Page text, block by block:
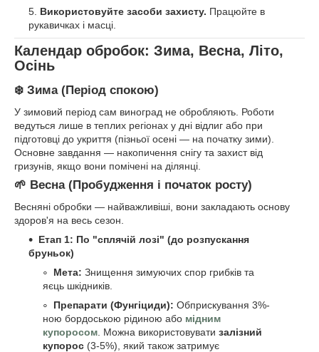
Використовуйте засоби захисту. Працюйте в
рукавичках і масці.
Календар обробок: Зима, Весна, Літо,
Осінь
❄️ Зима (Період спокою)
У зимовий період сам виноград не обробляють. Роботи
ведуться лише в теплих регіонах у дні відлиг або при
підготовці до укриття (пізньої осені — на початку зими).
Основне завдання — накопичення снігу та захист від
гризунів, якщо вони помічені на ділянці.
🌱 Весна (Пробудження і початок росту)
Весняні обробки — найважливіші, вони закладають основу
здоров'я на весь сезон.
Етап 1: По "сплячій лозі" (до розпускання
бруньок)
Мета: Знищення зимуючих спор грибків та
яєць шкідників.
Препарати (Фунгіциди): Обприскування 3%-
ною бордоською рідиною або мідним
купоросом . Можна використовувати залізний
купорос (3-5%), який також затримує